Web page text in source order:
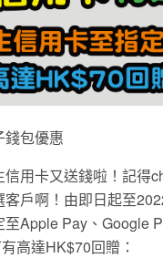
錢包優惠
信用卡又送錢啦！記得
客戶啊！由即日起至
Apple Pay、Google
高達HK$70回贈：